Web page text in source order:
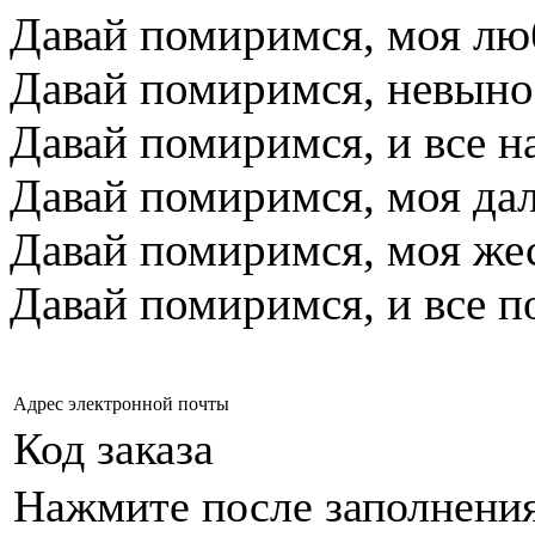
Давай помиримся, моя
Давай помиримся,
Давай помиримся, и все
Давай помиримся, моя
Давай помиримся, моя
Давай помиримся, и все
Адрес электронной почты
Код заказа
Нажмите после